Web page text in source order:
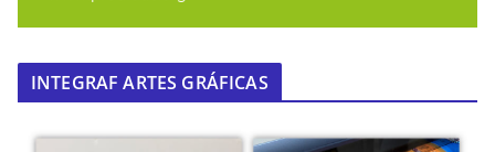
INTEGRAF ARTES GRÁFICAS